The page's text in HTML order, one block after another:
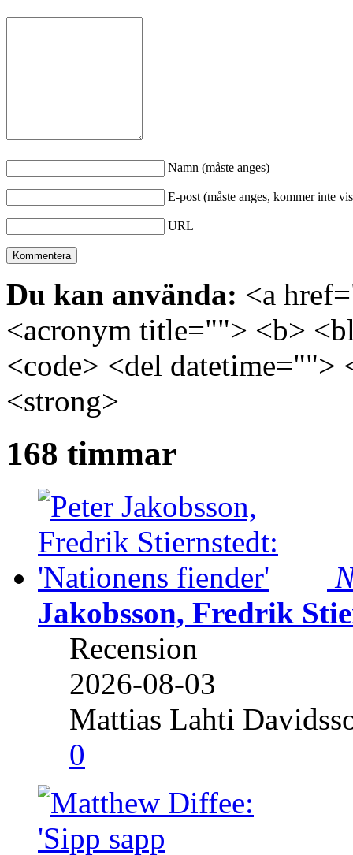
Namn (måste anges)
E-post (måste anges, kommer inte
URL
Du kan använda: <a
<acronym title=""> <b>
<code> <del
<strong>
168 timmar
Jakobsson, Fredrik
Recension
2026-08-03
Mattias Lahti
0